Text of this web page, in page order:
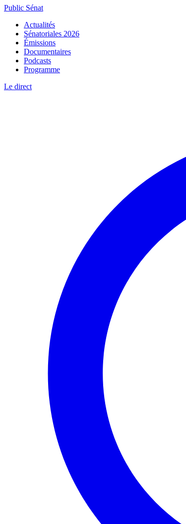
Public Sénat
Actualités
Sénatoriales 2026
Émissions
Documentaires
Podcasts
Programme
Le direct